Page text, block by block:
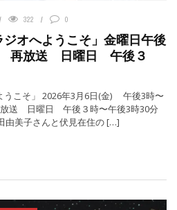
322 0
オへようこそ」金曜日午後
再放送 日曜日 午後３
うこそ」 2026年3月6日(金) 午後3時〜
日曜日 午後３時〜午後3時30分
美子さんと伏見在住の […]